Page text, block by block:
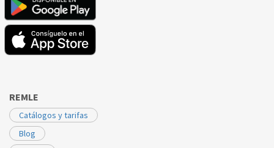
REMLE
Catálogos y tarifas
Blog